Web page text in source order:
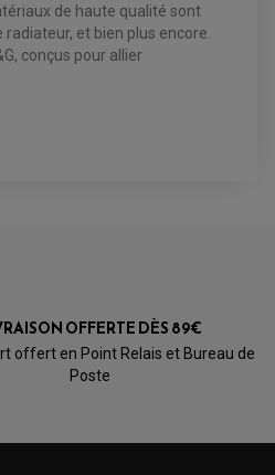
de haute qualité sont
et bien plus encore.
conçus pour allier
OFFERTE DÈS 89€
offert en Point Relais et Bureau de
Poste